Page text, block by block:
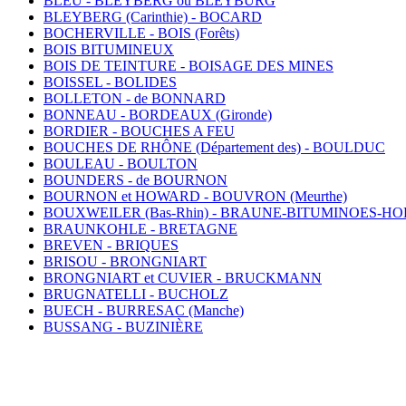
BLEYBERG (Carinthie) - BOCARD
BOCHERVILLE - BOIS (Forêts)
BOIS BITUMINEUX
BOIS DE TEINTURE - BOISAGE DES MINES
BOISSEL - BOLIDES
BOLLETON - de BONNARD
BONNEAU - BORDEAUX (Gironde)
BORDIER - BOUCHES A FEU
BOUCHES DE RHÔNE (Département des) - BOULDUC
BOULEAU - BOULTON
BOUNDERS - de BOURNON
BOURNON et HOWARD - BOUVRON (Meurthe)
BOUXWEILER (Bas-Rhin) - BRAUNE-BITUMINOES-
BRAUNKOHLE - BRETAGNE
BREVEN - BRIQUES
BRISOU - BRONGNIART
BRONGNIART et CUVIER - BRUCKMANN
BRUGNATELLI - BUCHOLZ
BUECH - BURRESAC (Manche)
BUSSANG - BUZINIÈRE